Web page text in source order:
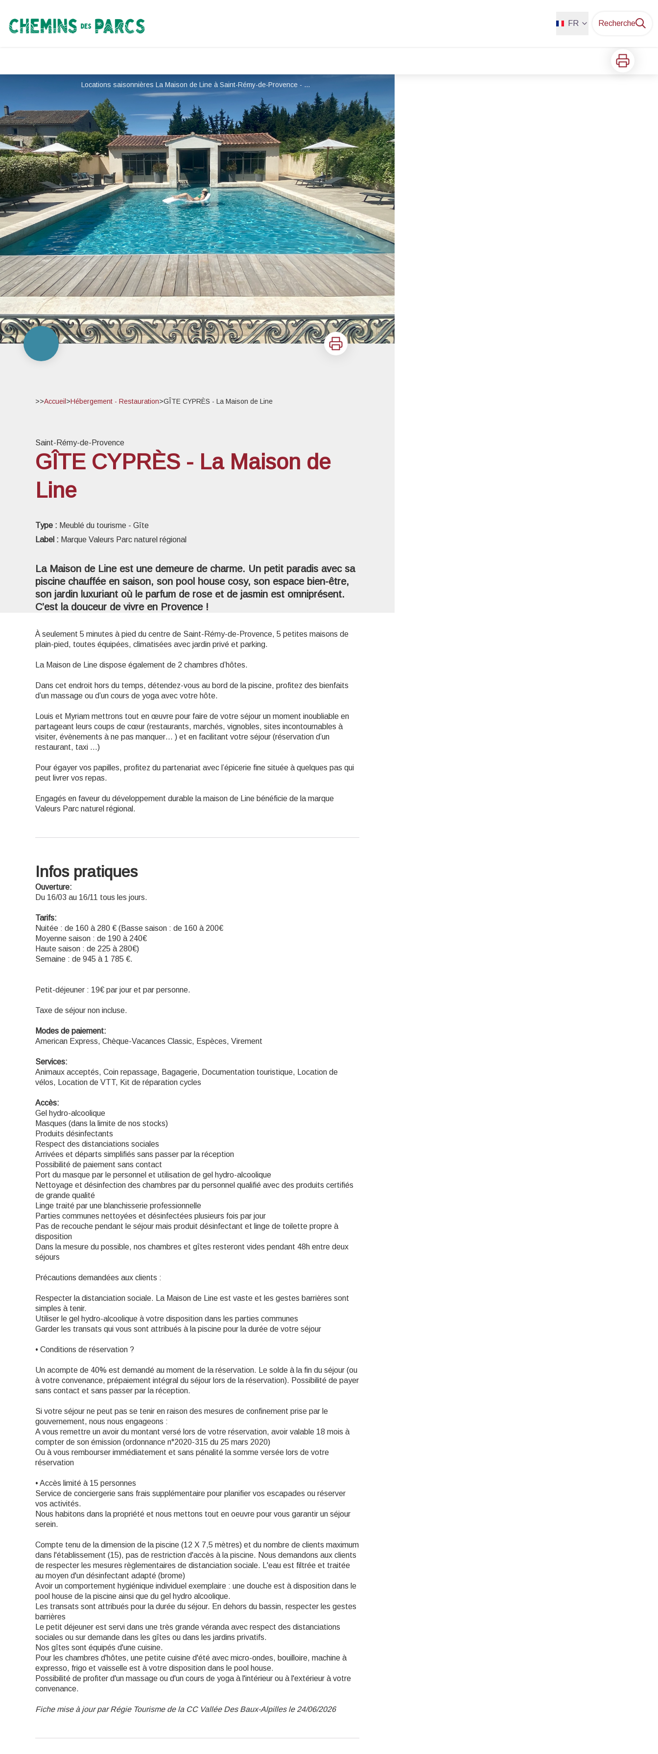
Chemins des Parcs FR Recherche
Imprimer
Locations saisonnières La Maison de Line à Saint-Rémy-de-Provence - La Maison de Line
Imprimer
>>Accueil >Hébergement - Restauration>GÎTE CYPRÈS - La Maison de Line
Saint-Rémy-de-Provence
GÎTE CYPRÈS - La Maison de
Line
Type : Meublé du tourisme - Gîte
Label : Marque Valeurs Parc naturel régional
La Maison de Line est une demeure de charme. Un petit paradis avec sa
piscine chauffée en saison, son pool house cosy, son espace bien-être,
son jardin luxuriant où le parfum de rose et de jasmin est omniprésent.
C’est la douceur de vivre en Provence !
À seulement 5 minutes à pied du centre de Saint-Rémy-de-Provence, 5 petites maisons de
plain-pied, toutes équipées, climatisées avec jardin privé et parking.
La Maison de Line dispose également de 2 chambres d’hôtes.
Dans cet endroit hors du temps, détendez-vous au bord de la piscine, profitez des bienfaits
d’un massage ou d’un cours de yoga avec votre hôte.
Louis et Myriam mettrons tout en œuvre pour faire de votre séjour un moment inoubliable en
partageant leurs coups de cœur (restaurants, marchés, vignobles, sites incontournables à
visiter, évènements à ne pas manquer… ) et en facilitant votre séjour (réservation d’un
restaurant, taxi …)
Pour égayer vos papilles, profitez du partenariat avec l’épicerie fine située à quelques pas qui
peut livrer vos repas.
Engagés en faveur du développement durable la maison de Line bénéficie de la marque
Valeurs Parc naturel régional.
Infos pratiques
Ouverture:
Du 16/03 au 16/11 tous les jours.
Tarifs:
Nuitée : de 160 à 280 € (Basse saison : de 160 à 200€
Moyenne saison : de 190 à 240€
Haute saison : de 225 à 280€)
Semaine : de 945 à 1 785 €.
Petit-déjeuner : 19€ par jour et par personne.
Taxe de séjour non incluse.
Modes de paiement:
American Express, Chèque-Vacances Classic, Espèces, Virement
Services:
Animaux acceptés, Coin repassage, Bagagerie, Documentation touristique, Location de
vélos, Location de VTT, Kit de réparation cycles
Accès:
Gel hydro-alcoolique
Masques (dans la limite de nos stocks)
Produits désinfectants
Respect des distanciations sociales
Arrivées et départs simplifiés sans passer par la réception
Possibilité de paiement sans contact
Port du masque par le personnel et utilisation de gel hydro-alcoolique
Nettoyage et désinfection des chambres par du personnel qualifié avec des produits certifiés
de grande qualité
Linge traité par une blanchisserie professionnelle
Parties communes nettoyées et désinfectées plusieurs fois par jour
Pas de recouche pendant le séjour mais produit désinfectant et linge de toilette propre à
disposition
Dans la mesure du possible, nos chambres et gîtes resteront vides pendant 48h entre deux
séjours
Précautions demandées aux clients :
Respecter la distanciation sociale. La Maison de Line est vaste et les gestes barrières sont
simples à tenir.
Utiliser le gel hydro-alcoolique à votre disposition dans les parties communes
Garder les transats qui vous sont attribués à la piscine pour la durée de votre séjour
• Conditions de réservation ?
Un acompte de 40% est demandé au moment de la réservation. Le solde à la fin du séjour (ou
à votre convenance, prépaiement intégral du séjour lors de la réservation). Possibilité de payer
sans contact et sans passer par la réception.
Si votre séjour ne peut pas se tenir en raison des mesures de confinement prise par le
gouvernement, nous nous engageons :
A vous remettre un avoir du montant versé lors de votre réservation, avoir valable 18 mois à
compter de son émission (ordonnance n°2020-315 du 25 mars 2020)
Ou à vous rembourser immédiatement et sans pénalité la somme versée lors de votre
réservation
• Accès limité à 15 personnes
Service de conciergerie sans frais supplémentaire pour planifier vos escapades ou réserver
vos activités.
Nous habitons dans la propriété et nous mettons tout en oeuvre pour vous garantir un séjour
serein.
Compte tenu de la dimension de la piscine (12 X 7,5 mètres) et du nombre de clients maximum
dans l'établissement (15), pas de restriction d'accès à la piscine. Nous demandons aux clients
de respecter les mesures règlementaires de distanciation sociale. L'eau est filtrée et traitée
au moyen d'un désinfectant adapté (brome)
Avoir un comportement hygiénique individuel exemplaire : une douche est à disposition dans le
pool house de la piscine ainsi que du gel hydro alcoolique.
Les transats sont attribués pour la durée du séjour. En dehors du bassin, respecter les gestes
barrières
Le petit déjeuner est servi dans une très grande véranda avec respect des distanciations
sociales ou sur demande dans les gîtes ou dans les jardins privatifs.
Nos gîtes sont équipés d'une cuisine.
Pour les chambres d'hôtes, une petite cuisine d'été avec micro-ondes, bouilloire, machine à
expresso, frigo et vaisselle est à votre disposition dans le pool house.
Possibilité de profiter d'un massage ou d'un cours de yoga à l'intérieur ou à l'extérieur à votre
convenance.
Fiche mise à jour par Régie Tourisme de la CC Vallée Des Baux-Alpilles le 24/06/2026